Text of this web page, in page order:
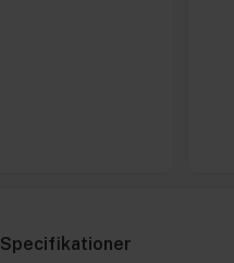
Specifikationer